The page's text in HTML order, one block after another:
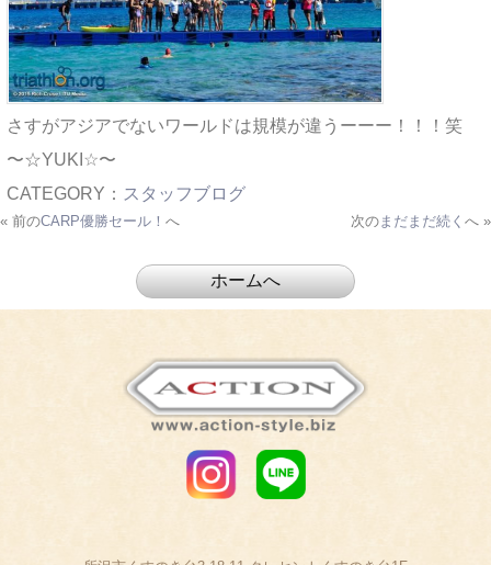
さすがアジアでないワールドは規模が違うーーー！！！笑
〜☆YUKI☆〜
CATEGORY： スタッフブログ
« 前のCARP優勝セール！ へ 次の まだまだ続く へ »